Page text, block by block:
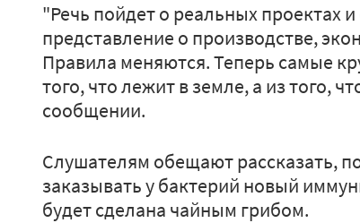
"Речь пойдет о реальных проектах
представление о производстве,
Правила меняются. Теперь самые
того, что лежит в земле, а из того,
сообщении.
Слушателям обещают рассказать,
заказывать у бактерий новый
будет сделана чайным грибом.